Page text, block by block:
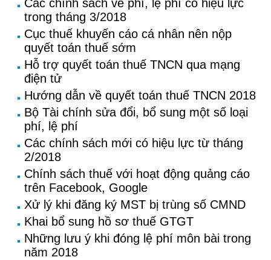
Các chính sách về phí, lệ phí có hiệu lực
trong tháng 3/2018
Cục thuế khuyến cáo cá nhân nên nộp
quyết toán thuế sớm
Hỗ trợ quyết toán thuế TNCN qua mạng
điện tử
Hướng dẫn về quyết toán thuế TNCN 2018
Bộ Tài chính sửa đổi, bổ sung một số loại
phí, lệ phí
Các chính sách mới có hiệu lực từ tháng
2/2018
Chính sách thuế với hoạt động quảng cáo
trên Facebook, Google
Xử lý khi đăng ký MST bị trùng số CMND
Khai bổ sung hồ sơ thuế GTGT
Những lưu ý khi đóng lệ phí môn bài trong
năm 2018